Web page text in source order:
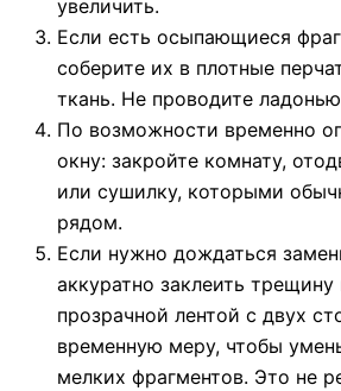
увеличить.
Если есть осыпающиеся
соберите их в плотные
ткань. Не проводите
По возможности временно
окну: закройте комнату,
или сушилку, которыми
рядом.
Если нужно дождаться
аккуратно заклеить
прозрачной лентой с двух
временную меру, чтобы
мелких фрагментов. Это не